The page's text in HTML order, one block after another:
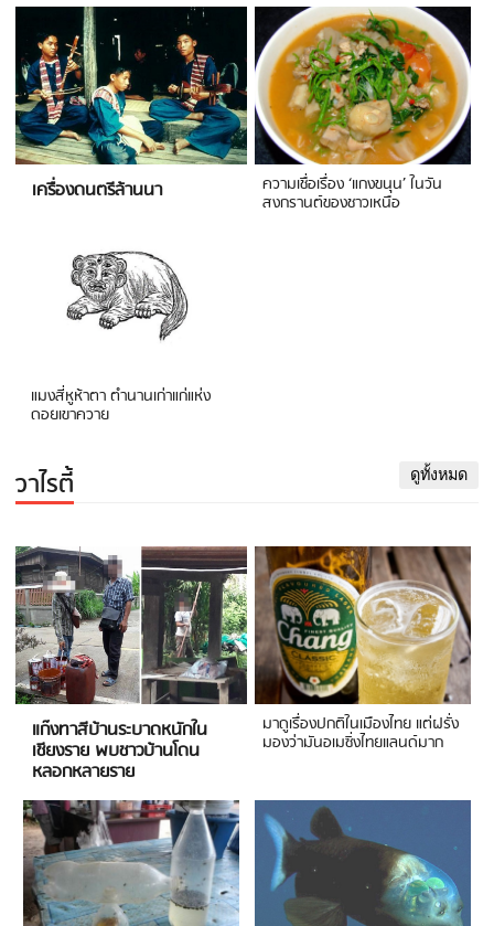
เครื่องดนตรีล้านนา ความเชื่อเรื่อง ‘แกงขนุน’ ในวัน
สงกรานต์ของชาวเหนือ
แมงสี่หูห้าตา ตำนานเก่าแก่แห่ง
ดอยเขาควาย
วาไรตี้ ดูทั้งหมด
แก๊งทาสีบ้านระบาดหนักใน
เชียงราย พบชาวบ้านโดน
หลอกหลายราย
มาดูเรื่องปกติในเมืองไทย แต่ฝรั่ง
มองว่ามันอเมซิ่งไทยแลนด์มาก